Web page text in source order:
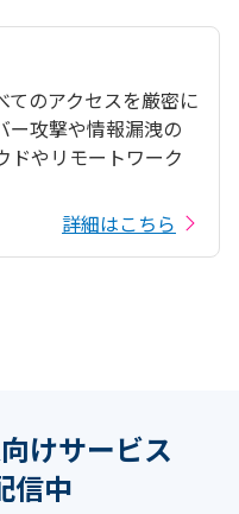
てのアクセスを厳密に
ー攻撃や情報漏洩の
ドやリモートワーク
詳細はこちら
けサービス
信中